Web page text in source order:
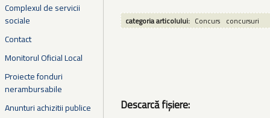
Complexul de servicii
sociale
Contact
Monitorul Oficial Local
Proiecte fonduri
nerambursabile
Anunturi achizitii publice
categoria articolului: Concurs concursuri
Descarcă fișiere: